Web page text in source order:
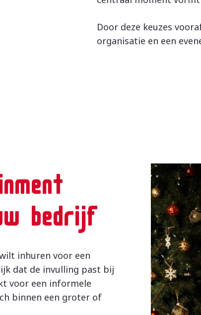
Door deze keuzes
organisatie en een
bedrijf
inhuren voor een
dat de invulling past bij
voor een informele
binnen een groter of